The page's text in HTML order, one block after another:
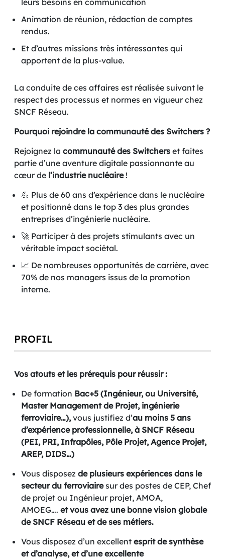
leurs besoins en communication
Animation de réunion, rédaction de comptes
rendus.
Et d’autres missions très intéressantes qui
apportent de la plus-value.
La conduite de ces affaires est réalisée suivant le
respect des processus et normes en vigueur chez
SNCF Réseau.
Pourquoi rejoindre la communauté des Switchers ?
Rejoignez la communauté des Switchers et faites
partie d’une aventure digitale passionnante au
cœur de l’industrie nucléaire!
💪 Plus de 60 ans d’expérience dans le nucléaire
et positionné dans le top 3 des plus grandes
entreprises d’ingénierie nucléaire.
🚀 Participer à des projets stimulants avec un
véritable impact sociétal.
📈 De nombreuses opportunités de carrière, avec
70% de nos managers issus de la promotion
interne.
PROFIL
Vos atouts et les prérequis pour réussir :
De formation Bac+5 (Ingénieur, ou Université,
Master Management de Projet, ingénierie
ferroviaire…),vous justifiez d’au moins 5 ans
d’expérience professionnelle, à SNCF Réseau
(PEI, PRI, Infrapôles, Pôle Projet, Agence Projet,
AREP, DIDS…)
Vous disposez de plusieurs expériences dans le
secteur du ferroviairesur des postes de CEP, Chef
de projet ou Ingénieur projet, AMOA,
AMOEG…. et vous avez une bonne vision globale
de SNCF Réseau et de ses métiers.
Vous disposez d’un excellent esprit de synthèse
et d’analyse, et d’une excellente